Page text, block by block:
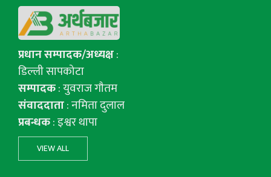
प्रधान सम्पादक/अध्यक्ष:
डिल्ली सापकोटा
सम्पादक: युवराज गाैतम
संवाददाता: नमिता दुलाल
प्रबन्धक: इश्वर थापा
VIEW ALL